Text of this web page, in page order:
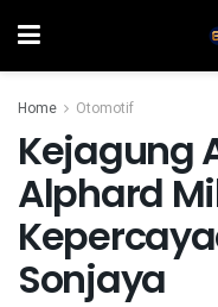
Home Otomotif
Kejagung
Alphard
Sonjaya